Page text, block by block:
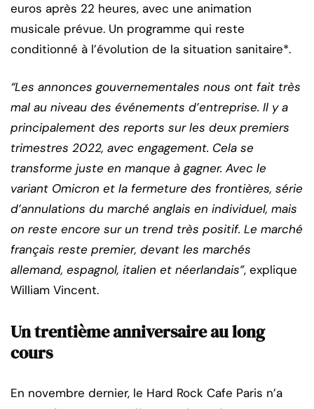
euros après 22 heures, avec une animation
musicale prévue. Un programme qui reste
conditionné à l’évolution de la situation sanitaire*.
“Les annonces gouvernementales nous ont fait très
mal au niveau des événements d’entreprise. Il y a
principalement des reports sur les deux premiers
trimestres 2022, avec engagement. Cela se
transforme juste en manque à gagner. Avec le
variant Omicron et la fermeture des frontières, série
d’annulations du marché anglais en individuel, mais
on reste encore sur un trend très positif. Le marché
français reste premier, devant les marchés
allemand, espagnol, italien et néerlandais”, explique
William Vincent.
Un trentième anniversaire au long
cours
En novembre dernier, le Hard Rock Cafe Paris n’a